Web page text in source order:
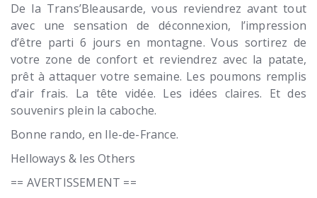
De la Trans’Bleausarde, vous reviendrez avant tout
avec une sensation de déconnexion, l’impression
d’être parti 6 jours en montagne. Vous sortirez de
votre zone de confort et reviendrez avec la patate,
prêt à attaquer votre semaine. Les poumons remplis
d’air frais. La tête vidée. Les idées claires. Et des
souvenirs plein la caboche.
Bonne rando, en Ile-de-France.
Helloways & les Others
== AVERTISSEMENT ==